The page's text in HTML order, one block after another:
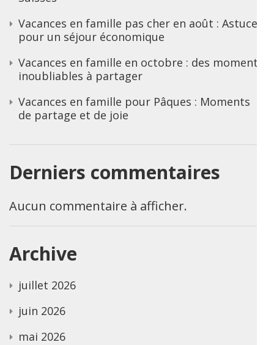
Vacances en famille pas cher en août : Astuces
pour un séjour économique
Vacances en famille en octobre : des moments
inoubliables à partager
Vacances en famille pour Pâques : Moments
de partage et de joie
Derniers commentaires
Aucun commentaire à afficher.
Archive
juillet 2026
juin 2026
mai 2026